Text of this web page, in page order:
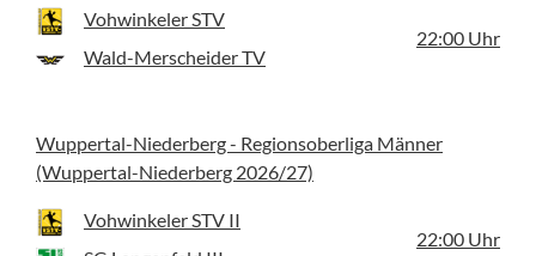
Vohwinkeler STV
Wald-Merscheider TV
22:00 Uhr
Wuppertal-Niederberg - Regionsoberliga Männer
(Wuppertal-Niederberg 2026/27)
Vohwinkeler STV II
22:00 Uhr